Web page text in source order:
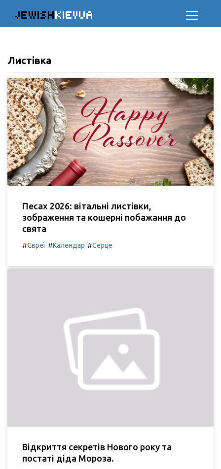
JEWISHKIEVUA
Листівка
Песах 2026: вітальні листівки,
зображення та кошерні побажання до
свята
#Євреї #Календар #Серце
Відкриття секретів Нового року та
постаті діда Мороза.